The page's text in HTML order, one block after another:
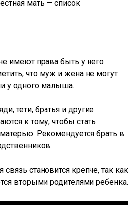
мать — список
имеют права быть у него
что муж и жена не могут
у одного малыша.
тети, братья и другие
к тому, чтобы стать
Рекомендуется брать в
связь становится крепче, так как
вторыми родителями ребенка.